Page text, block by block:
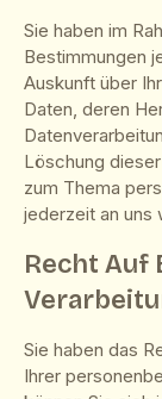
Sie haben im
Bestimmungen
Auskunft über
Daten, deren
Löschung
zum Thema
jederzeit an uns
Recht Auf
Sie haben das
Ihrer